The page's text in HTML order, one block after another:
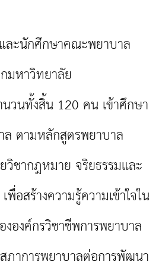
นักศึกษาคณะพยาบาล
มหาวิทยาลัย
วนทั้งสิ้น 120 คน เข้าศึกษา
ล ตามหลักสูตรพยาบาล
ชากฎหมาย จริยธรรมและ
อสร้างความรู้ความเข้าใจใน
องค์กรวิชาชีพการพยาบาล
ภาการพยาบาลต่อการพัฒนา